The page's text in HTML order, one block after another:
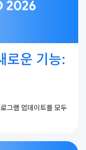
로운 기능:
그램 업데이트를 모두